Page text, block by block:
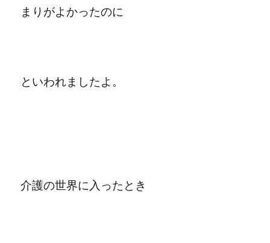
まりがよかったのに
といわれましたよ。
介護の世界に入ったとき